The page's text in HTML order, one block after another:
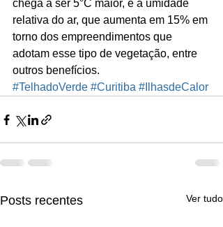
chega a ser 5°C maior, e a umidade
relativa do ar, que aumenta em 15% em
torno dos empreendimentos que
adotam esse tipo de vegetação, entre
outros benefícios.
#TelhadoVerde #Curitiba #IlhasdeCalor
Posts recentes Ver tudo